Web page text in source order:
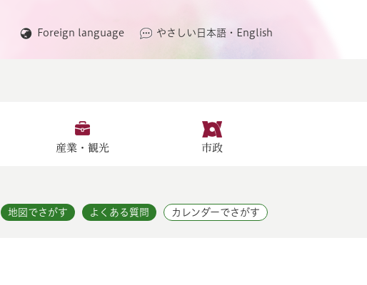
Foreign language やさしい日本語・English
産業・観光 市政
地図でさがす よくある質問 カレンダーでさがす